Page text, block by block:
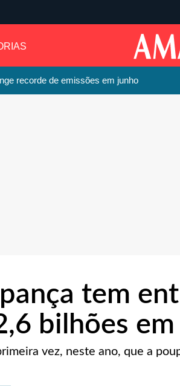
recorde de emissões em junho
tem
bilhões
vez, neste ano, que a